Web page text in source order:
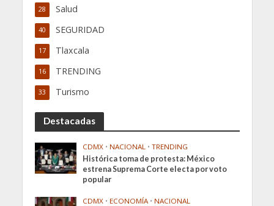
Salud
28
SEGURIDAD
40
Tlaxcala
17
TRENDING
16
Turismo
33
Destacadas
CDMX • NACIONAL • TRENDING
Histórica toma de protesta: México
estrena Suprema Corte electa por voto
popular
CDMX • ECONOMÍA • NACIONAL